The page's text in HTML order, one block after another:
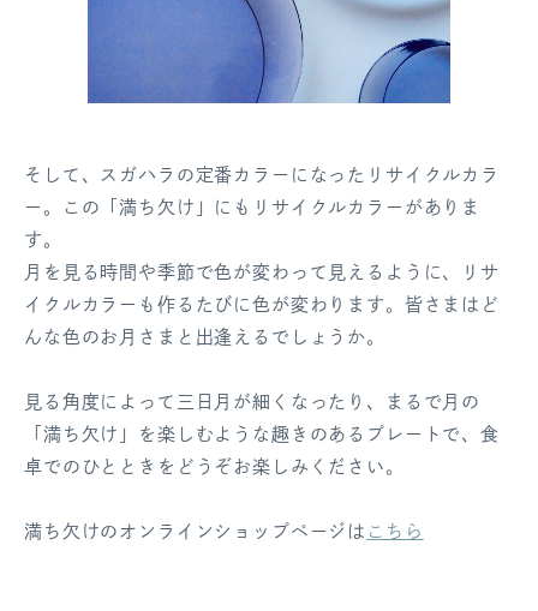
そして、スガハラの定番カラーになったリサイクルカラ
ー。この「満ち欠け」にもリサイクルカラーがありま
す。
月を見る時間や季節で色が変わって見えるように、リサ
イクルカラーも作るたびに色が変わります。皆さまはど
んな色のお月さまと出逢えるでしょうか。
見る角度によって三日月が細くなったり、まるで月の
「満ち欠け」を楽しむような趣きのあるプレートで、食
卓でのひとときをどうぞお楽しみください。
満ち欠けのオンラインショップページは こちら